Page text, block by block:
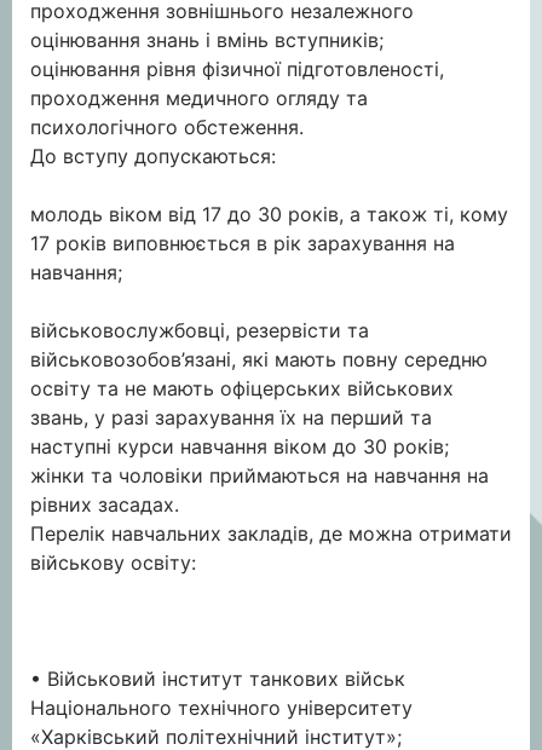
проходження зовнішнього незалежного
оцінювання знань і вмінь вступників;
оцінювання рівня фізичної підготовленості,
проходження медичного огляду та
психологічного обстеження.
До вступу допускаються:
молодь віком від 17 до 30 років, а також ті, кому
17 років виповнюється в рік зарахування на
навчання;
військовослужбовці, резервісти та
військовозобов’язані, які мають повну середню
освіту та не мають офіцерських військових
звань, у разі зарахування їх на перший та
наступні курси навчання віком до 30 років;
жінки та чоловіки приймаються на навчання на
рівних засадах.
Перелік навчальних закладів, де можна отримати
військову освіту:
• Військовий інститут танкових військ
Національного технічного університету
«Харківський політехнічний інститут»;